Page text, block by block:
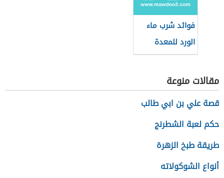
فوائد شرب ماء
الورد للمعدة
مقالات منوعة
قصة علي بن ابي طالب
حكم لعبة الشطرنج
طريقة طبخ الزهرة
أنواع الشوكولاته